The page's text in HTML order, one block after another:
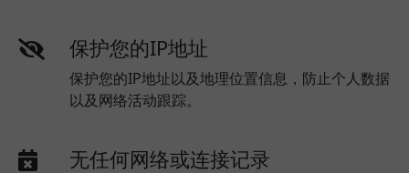
保护您的IP地址
保护您的IP地址以及地理位置信息，防止个人数据
以及网络活动跟踪。
无任何网络或连接记录